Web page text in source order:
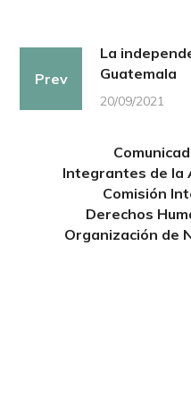
Prev
La
Guatemala
20/09/2021
Integrantes de la
Comisión
Derechos
Organización de